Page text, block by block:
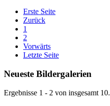
Erste Seite
Zurück
1
2
Vorwärts
Letzte Seite
Neueste Bildergalerien
Ergebnisse 1 - 2 von insgesamt 10.